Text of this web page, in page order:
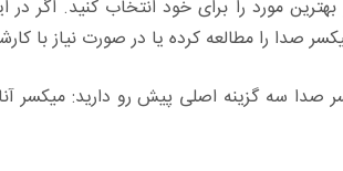
مورد را برای خود انتخاب کنید. اگر در
صدا را مطالعه کرده یا در صورت نیاز با
صدا سه گزینه اصلی پیش رو دارید: میکسر